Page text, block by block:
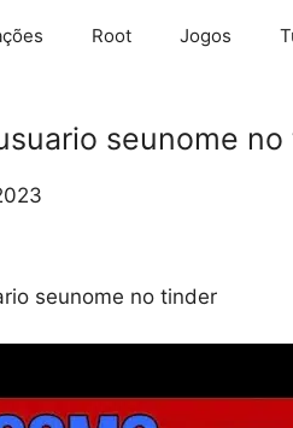
Root Jogos
seunome
seunome no tinder